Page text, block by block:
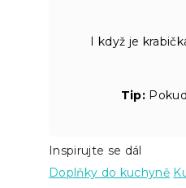
I když je
Tip:
Inspirujte se dál
Doplňky do kuchyně